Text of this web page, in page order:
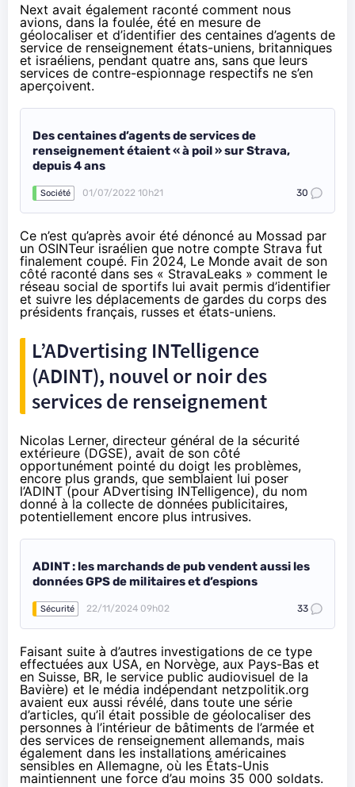
Next avait également raconté comment nous
avions, dans la foulée, été en mesure de
géolocaliser et d’identifier des centaines d’agents de
service de renseignement états-uniens, britanniques
et israéliens, pendant quatre ans, sans que leurs
services de contre-espionnage respectifs ne s’en
aperçoivent.
Des centaines d’agents de services de
renseignement étaient « à poil » sur Strava,
depuis 4 ans
Société 01/07/2022 10h21 30
Ce n’est qu’après avoir été dénoncé au Mossad par
un OSINTeur israélien que notre compte Strava fut
finalement coupé. Fin 2024, Le Monde avait de son
côté raconté dans ses « StravaLeaks » comment le
réseau social de sportifs lui avait permis d’identifier
et suivre les déplacements de gardes du corps des
présidents français, russes et états-uniens.
L’ADvertising INTelligence
(ADINT), nouvel or noir des
services de renseignement
Nicolas Lerner, directeur général de la sécurité
extérieure (DGSE), avait de son côté
opportunément pointé du doigt les problèmes,
encore plus grands, que semblaient lui poser
l’ADINT (pour ADvertising INTelligence), du nom
donné à la collecte de données publicitaires,
potentiellement encore plus intrusives.
ADINT : les marchands de pub vendent aussi les
données GPS de militaires et d’espions
Sécurité 22/11/2024 09h02 33
Faisant suite à d’autres investigations de ce type
effectuées aux USA, en Norvège, aux Pays-Bas et
en Suisse, BR, le service public audiovisuel de la
Bavière) et le média indépendant netzpolitik.org
avaient eux aussi révélé, dans toute une série
d’articles, qu’il était possible de géolocaliser des
personnes à l’intérieur de bâtiments de l’armée et
des services de renseignement allemands, mais
également dans les installations américaines
sensibles en Allemagne, où les États-Unis
maintiennent une force d’au moins 35 000 soldats.